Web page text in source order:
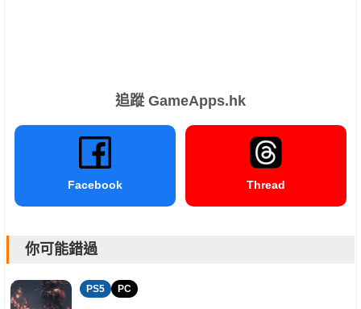
追蹤 GameApps.hk
Facebook Thread
你可能錯過
PS5 PC